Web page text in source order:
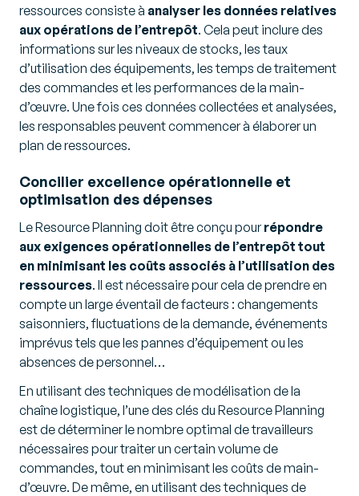
ressources consiste à analyser les données relatives
aux opérations de l’entrepôt. Cela peut inclure des
informations sur les niveaux de stocks, les taux
d’utilisation des équipements, les temps de traitement
des commandes et les performances de la main-
d’œuvre. Une fois ces données collectées et analysées,
les responsables peuvent commencer à élaborer un
plan de ressources.
Concilier excellence opérationnelle et
optimisation des dépenses
Le Resource Planning doit être conçu pourrépondre
aux exigences opérationnelles de l’entrepôt tout
en minimisant les coûts associés à l’utilisation des
ressources. Il est nécessaire pour cela de prendre en
compte un large éventail de facteurs : changements
saisonniers, fluctuations de la demande, événements
imprévus tels que les pannes d’équipement ou les
absences de personnel…
En utilisant des techniques de modélisation de la
chaîne logistique, l’une des clés du Resource Planning
est de déterminer le nombre optimal de travailleurs
nécessaires pour traiter un certain volume de
commandes, tout en minimisant les coûts de main-
d’œuvre. De même, en utilisant des techniques de